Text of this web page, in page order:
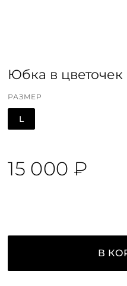
Юбка в цветочек
РАЗМЕР
L
15 000 ₽
В